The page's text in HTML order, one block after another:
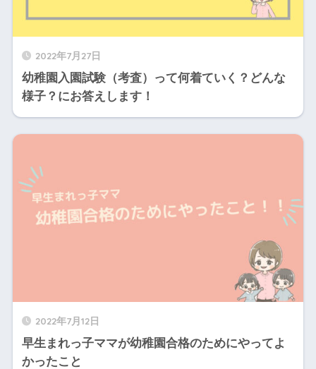
2022年7月27日
幼稚園入園試験（考査）って何着ていく？どんな
様子？にお答えします！
2022年7月12日
早生まれっ子ママが幼稚園合格のためにやってよ
かったこと